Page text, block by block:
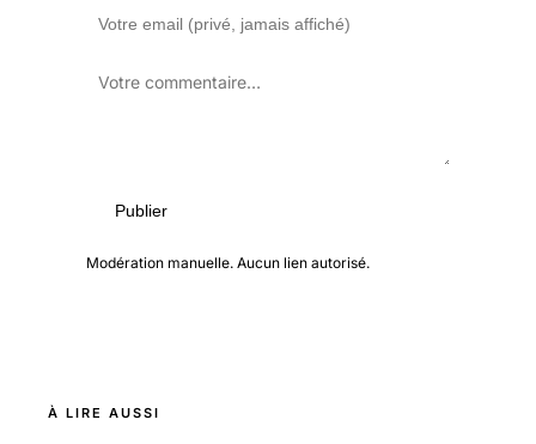
Publier
Modération manuelle. Aucun lien autorisé.
À LIRE AUSSI